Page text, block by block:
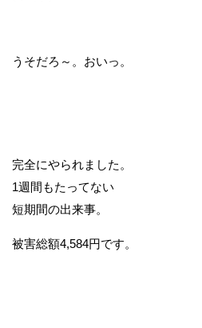
うそだろ～。おいっ。
完全にやられました。
1週間もたってない
短期間の出来事。
被害総額4,584円です。